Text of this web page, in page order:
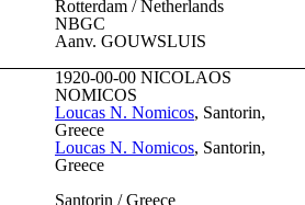
Rotterdam / Netherlands
NBGC
Aanv. GOUWSLUIS
1920-00-00 NICOLAOS
NOMICOS
Loucas N. Nomicos, Santorin,
Greece
Loucas N. Nomicos, Santorin,
Greece
Santorin / Greece